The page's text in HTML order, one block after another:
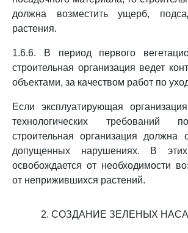
должна возместить ущерб,
растения.
1.6.6. В период первого
строительная организация ведет
объектами, за качеством работ по
Если эксплуатирующая
технологических
строительная организация должна
допущенных нарушениях. В
освобождается от необходимости
от неприжившихся растений.
2. СОЗДАНИЕ ЗЕЛЕНЫХ